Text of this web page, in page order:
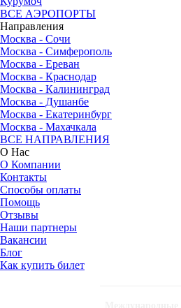
ВСЕ АЭРОПОРТЫ
Направления
Москва - Сочи
Москва - Симферополь
Москва - Ереван
Москва - Краснодар
Москва - Калининград
Москва - Душанбе
Москва - Екатеринбург
Москва - Махачкала
ВСЕ НАПРАВЛЕНИЯ
О Нас
О Компании
Контакты
Способы оплаты
Помощь
Отзывы
Наши партнеры
Вакансии
Блог
Как купить билет